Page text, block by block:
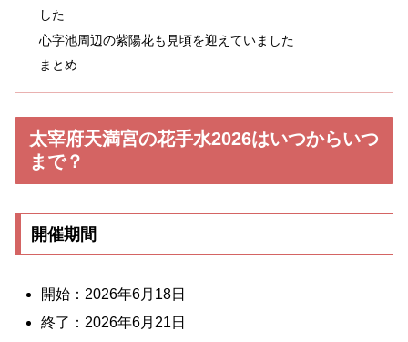
した
心字池周辺の紫陽花も見頃を迎えていました
まとめ
太宰府天満宮の花手水2026はいつからいつ
まで？
開催期間
開始：2026年6月18日
終了：2026年6月21日